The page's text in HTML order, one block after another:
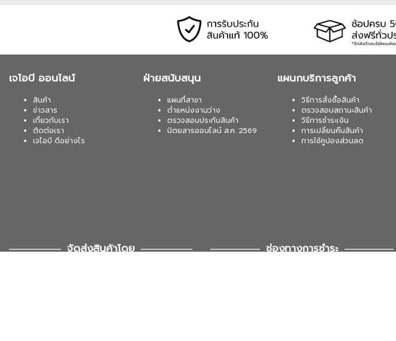
เจไอบี ออนไลน์
สินค้า
ข่าวสาร
เกี่ยวกับเรา
ติดต่อเรา
เจไอบี ดีอย่างไร
ฝ่ายสนับสนุน
แผนที่สาขา
ตำแหน่งงานว่าง
ตรวจสอบประกันสินค้า
นิตยสารออนไลน์ ส.ค. 2569
แผนกบริการลูกค้า
วิธีการสั่งซื้อสินค้า
ตรวจสอบสถานะสินค้า
วิธีการชำระเงิน
การเปลี่ยนคืนสินค้า
การใช้คูปองส่วนลด
จัดส่งสินค้าโดย ช่องทางการชำระ